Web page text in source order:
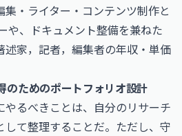
・ライター・コンテンツ制作と
や、ドキュメント整備を兼ねた
述家，記者，編集者の年収・単価
のためのポートフォリオ設計
るべきことは、自分のリサーチ
て整理することだ。ただし、守